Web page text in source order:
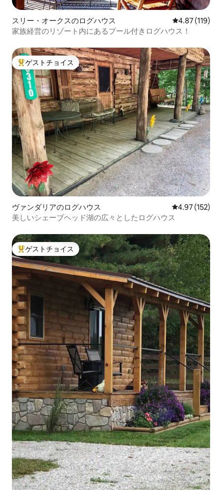
スリー・オークスのログハウス レビュー119
4.87 (119)
家族経営のリゾート内にあるプール付きログハウス！
大好評のゲストチョイスです。
ゲストチョイス
ヴァンダリアのログハウス レビュー152
4.97 (152)
美しいシェーブヘッド湖の広々としたログハウス
大好評のゲストチョイスです。
ゲストチョイス